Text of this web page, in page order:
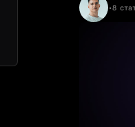
•8